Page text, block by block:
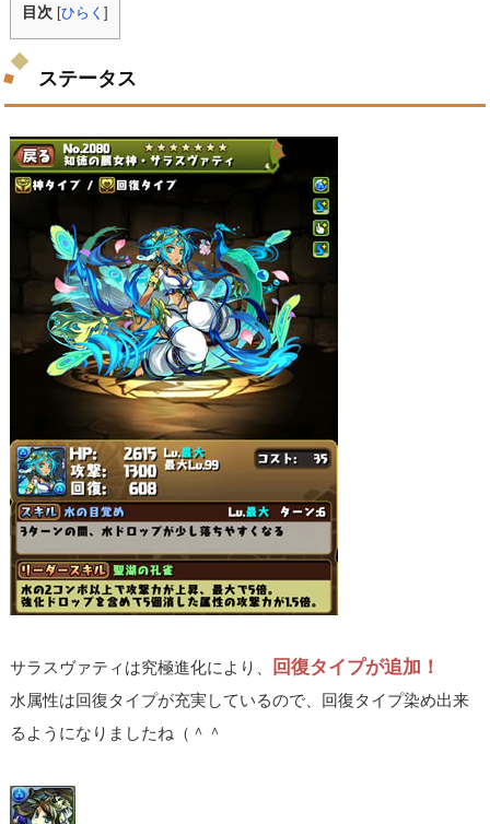
目次 [ひらく]
ステータス
サラスヴァティは究極進化により、 回復タイプが追加！
水属性は回復タイプが充実しているので、回復タイプ染め出来
るようになりましたね（＾＾